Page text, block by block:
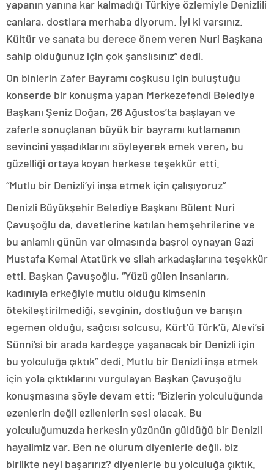
yapanın yanına kar kalmadığı Türkiye özlemiyle Denizlili
canlara, dostlara merhaba diyorum. İyi ki varsınız.
Kültür ve sanata bu derece önem veren Nuri Başkana
sahip olduğunuz için çok şanslısınız” dedi.
On binlerin Zafer Bayramı coşkusu için buluştuğu
konserde bir konuşma yapan Merkezefendi Belediye
Başkanı Şeniz Doğan, 26 Ağustos’ta başlayan ve
zaferle sonuçlanan büyük bir bayramı kutlamanın
sevincini yaşadıklarını söyleyerek emek veren, bu
güzelliği ortaya koyan herkese teşekkür etti.
“Mutlu bir Denizli’yi inşa etmek için çalışıyoruz”
Denizli Büyükşehir Belediye Başkanı Bülent Nuri
Çavuşoğlu da, davetlerine katılan hemşehrilerine ve
bu anlamlı günün var olmasında başrol oynayan Gazi
Mustafa Kemal Atatürk ve silah arkadaşlarına teşekkür
etti. Başkan Çavuşoğlu, “Yüzü gülen insanların,
kadınıyla erkeğiyle mutlu olduğu kimsenin
ötekileştirilmediği, sevginin, dostluğun ve barışın
egemen olduğu, sağcısı solcusu, Kürt’ü Türk’ü, Alevi’si
Sünni’si bir arada kardeşçe yaşanacak bir Denizli için
bu yolculuğa çıktık” dedi. Mutlu bir Denizli inşa etmek
için yola çıktıklarını vurgulayan Başkan Çavuşoğlu
konuşmasına şöyle devam etti; “Bizlerin yolculuğunda
ezenlerin değil ezilenlerin sesi olacak. Bu
yolculuğumuzda herkesin yüzünün güldüğü bir Denizli
hayalimiz var. Ben ne olurum diyenlerle değil, biz
birlikte neyi başarırız? diyenlerle bu yolculuğa çıktık.